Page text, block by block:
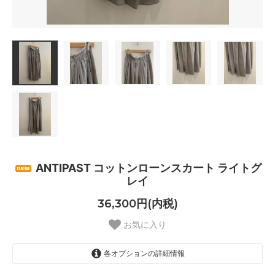
ANTIPAST コットンローンスカート ライトグ
レイ
36,300円(内税)
お気に入り
各オプションの詳細情報